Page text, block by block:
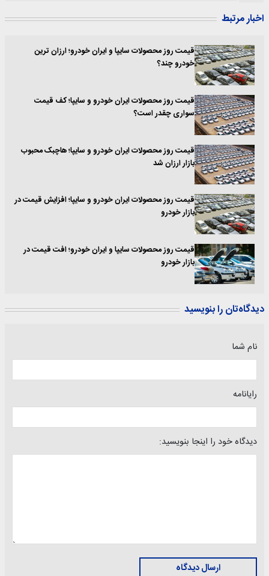
اخبار مرتبط
قیمت روز محصولات سایپا و ایران خودرو؛ ارزان ترین
خودرو چند؟
قیمت روز محصولات ایران خودرو و سایپا؛ کف قیمت
سواری چقدر است؟
قیمت روز محصولات ایران خودرو و سایپا؛ هاچبک محبوب
بازار ارزان شد
قیمت روز محصولات ایران خودرو و سایپا؛ افزایش قیمت در
بازار خودرو
قیمت روز محصولات سایپا و ایران خودرو؛ افت قیمت در
بازار خودرو
دیدگاه‌تان را بنویسید
نام شما
رایانامه
دیدگاه خود را اینجا بنویسید:
ارسال دیدگاه